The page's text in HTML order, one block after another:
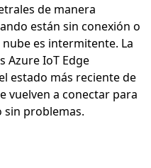
de manera
están sin conexión o
es intermitente. La
Azure IoT Edge
estado más reciente de
vuelven a conectar para
problemas.